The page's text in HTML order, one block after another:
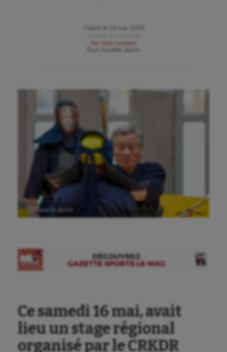
Publié le
18 mai 2026
Par
Noa Lambert
Gazette Sports
Ⓒ Gazette Sports
Ce samedi 16 mai, avait
lieu un stage régional
organisé par le CRKDR